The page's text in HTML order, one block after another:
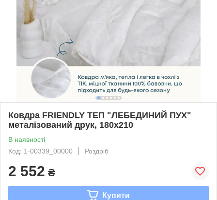
Ковдра FRIENDLY ТЕП "ЛЕБЕДИНИЙ ПУХ"
металізований друк, 180x210
В наявності
Код: 1-00339_00000
Роздріб
2 552 ₴
Купити